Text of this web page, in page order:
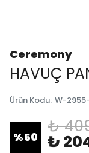
Ceremony
HAVUÇ
Ürün Kodu: W-
%50
₺
₺